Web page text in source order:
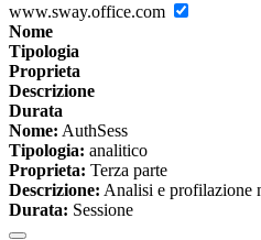
www.sway.office.com
Nome
Tipologia
Proprieta
Descrizione
Durata
Nome: AuthSess
Tipologia: analitico
Proprieta: Terza parte
Descrizione: Analisi e profilazione
Durata: Sessione